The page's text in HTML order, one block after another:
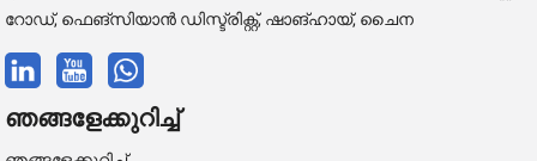
റോഡ്, ഫെങ്സിയാൻ ഡിസ്ട്രിക്റ്റ്, ഷാങ്ഹായ്, ചൈന
ഞങ്ങളേക്കുറിച്ച്